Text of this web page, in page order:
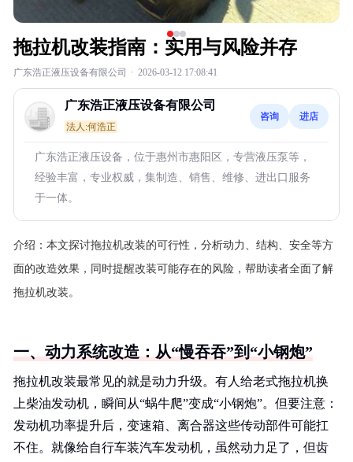
拖拉机改装指南：实用与风险并存
广东浩正液压设备有限公司 · 2026-03-12 17:08:41
广东浩正液压设备有限公司
法人:何浩正
咨询 进店
广东浩正液压设备，位于惠州市惠阳区，专营液压泵等，
经验丰富，专业权威，集制造、销售、维修、进出口服务
于一体。
介绍： 本文探讨拖拉机改装的可行性，分析动力、结构、安全等方
面的改造效果，同时提醒改装可能存在的风险，帮助读者全面了解
拖拉机改装。
一、动力系统改造：从“慢吞吞”到“小钢炮”
拖拉机改装最常见的就是动力升级。有人给老式拖拉机换
上柴油发动机，瞬间从“蜗牛爬”变成“小钢炮”。但要注意：
发动机功率提升后，变速箱、离合器这些传动部件可能扛
不住。就像给自行车装汽车发动机，虽然动力足了，但齿